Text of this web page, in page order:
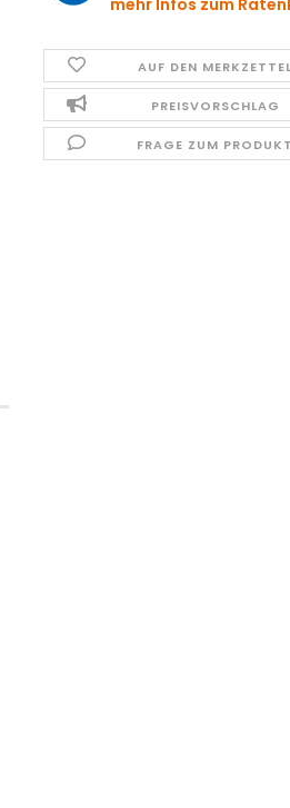
mehr Infos zum
AUF DEN MERKZETTEL
PREISVORSCHLAG
FRAGE ZUM PRODUKT